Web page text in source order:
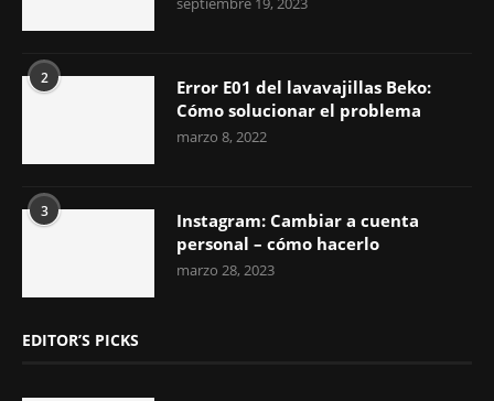
2
Error E01 del lavavajillas Beko:
Cómo solucionar el problema
marzo 8, 2022
3
Instagram: Cambiar a cuenta
personal – cómo hacerlo
marzo 28, 2023
EDITOR’S PICKS